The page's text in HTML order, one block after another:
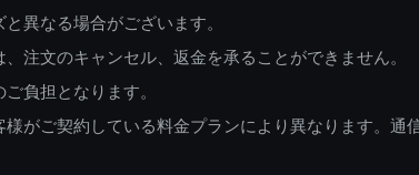
異なる場合がございます。
注文のキャンセル、返金を承ることができません。
負担となります。
がご契約している料金プランにより異なります。